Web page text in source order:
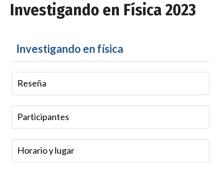
Investigando en Física 2023
Investigando en física
Reseña
Participantes
Horario y lugar